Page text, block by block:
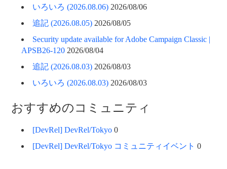
いろいろ (2026.08.06) 2026/08/06
追記 (2026.08.05) 2026/08/05
Security update available for Adobe Campaign Classic |
APSB26-120 2026/08/04
追記 (2026.08.03) 2026/08/03
いろいろ (2026.08.03) 2026/08/03
おすすめのコミュニティ
[DevRel] DevRel/Tokyo 0
[DevRel] DevRel/Tokyo コミュニティイベント 0